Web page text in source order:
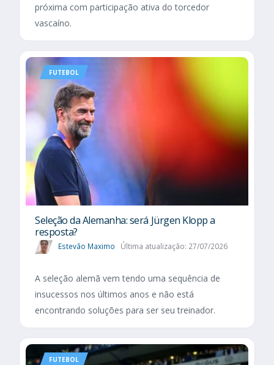
próxima com participação ativa do torcedor
vascaíno.
FUTEBOL
Seleção da Alemanha: será Jürgen Klopp a
resposta?
Estevão Maximo Última atualização: 27/07/2026
A seleção alemã vem tendo uma sequência de
insucessos nos últimos anos e não está
encontrando soluções para ser seu treinador.
FUTEBOL